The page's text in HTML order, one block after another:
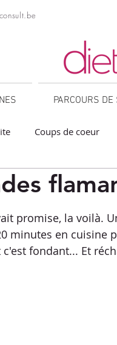
PARCOURS
Coups de coeur
Collations
5.
promise, la voilà.
minutes en cuisine
fondant... Et